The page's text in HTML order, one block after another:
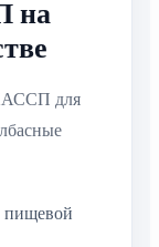
на
для
пищевой